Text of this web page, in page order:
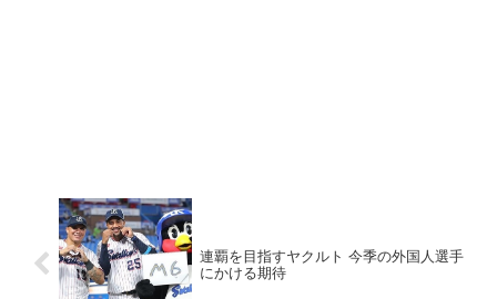
連覇を目指すヤクルト 今季の外国人選手
にかける期待